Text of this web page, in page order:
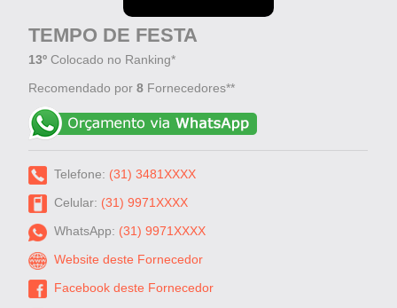
TEMPO DE FESTA
13º Colocado no Ranking*
Recomendado por8 Fornecedores**
Telefone: (31) 3481XXXX
Celular: (31) 9971XXXX
WhatsApp: (31) 9971XXXX
Website deste Fornecedor
Facebook deste Fornecedor